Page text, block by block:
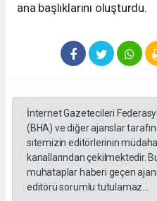
ana başlıklarını oluşturdu.
İnternet Gazetecileri
(BHA) ve diğer ajanslar
sitemizin editörlerinin
kanallarından çekilmektedir.
muhataplar haberi geçen
editörü sorumlu tutulamaz...